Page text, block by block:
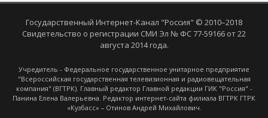
Государственный Интернет-Канал "Россия" © 2010–2018
Свидетельство о регистрации СМИ Эл № ФС 77-59166 от 22
августа 2014 года.
Учредитель - Федеральное государственное унитарное предприятие
"Всероссийская государственная телевизионная и радиовещательная
компания" (ВГТРК). Главный редактор Главной редакции ГИК "Россия" -
Панина Елена Валерьевна. Редактор интернет-сайта филиала ВГТРК ГТРК
«Кузбасс» – Отинов Андрей Михайлович.